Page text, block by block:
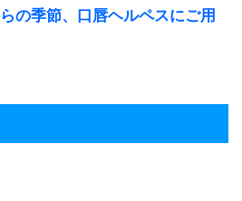
の季節、口唇ヘルペスにご用